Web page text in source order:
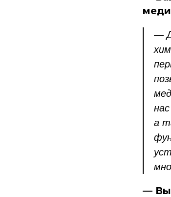
—
а
— Вы